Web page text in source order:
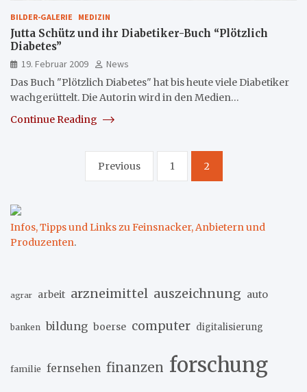
BILDER-GALERIE MEDIZIN
Jutta Schütz und ihr Diabetiker-Buch “Plötzlich
Diabetes”
19. Februar 2009
News
Das Buch "Plötzlich Diabetes" hat bis heute viele Diabetiker
wachgerüttelt. Die Autorin wird in den Medien…
Continue Reading
Seitennummerierung
Beiträge
Previous 1 2
Infos, Tipps und Links zu Feinsnacker, Anbietern und
Produzenten.
agrar arbeit arzneimittel auszeichnung auto
banken bildung boerse computer digitalisierung
familie fernsehen finanzen forschung